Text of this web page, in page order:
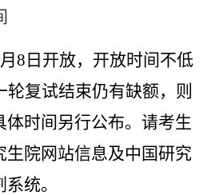
月 8 日开放，开放时间不低
轮复试结束仍有缺额，则
体时间另行公布。请考生
生院网站信息及中国研究
统。